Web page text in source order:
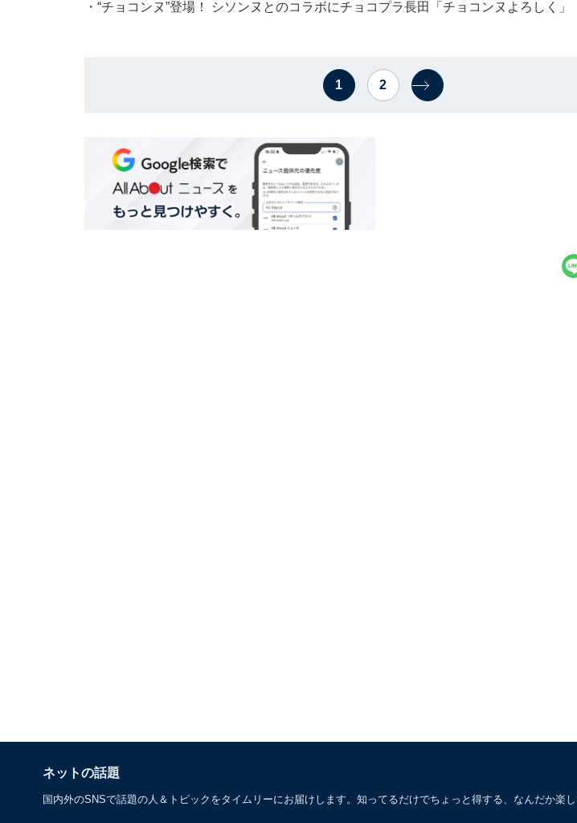
・ “チョコンヌ”登場！ シソンヌとのコラボにチョコプラ長田「チョコンヌよろしく」
1 2
ネットの話題
国内外のSNSで話題の人＆トピックをタイムリーにお届けします。知ってるだけでちょっと得する、なんだか楽